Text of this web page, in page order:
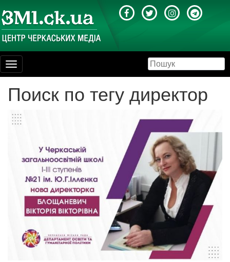
Toggle
navigation
Поиск по тегу директор